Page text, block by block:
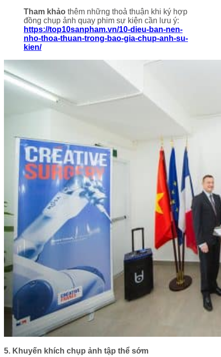
Tham khảo thêm những thoả thuận khi ký hợp
đồng chụp ảnh quay phim sự kiện cần lưu ý:
https://top10sanpham.vn/10-dieu-ban-nen-
nho-thoa-thuan-trong-bao-gia-chup-anh-su-
kien/
5. Khuyến khích chụp ảnh tập thể sớm